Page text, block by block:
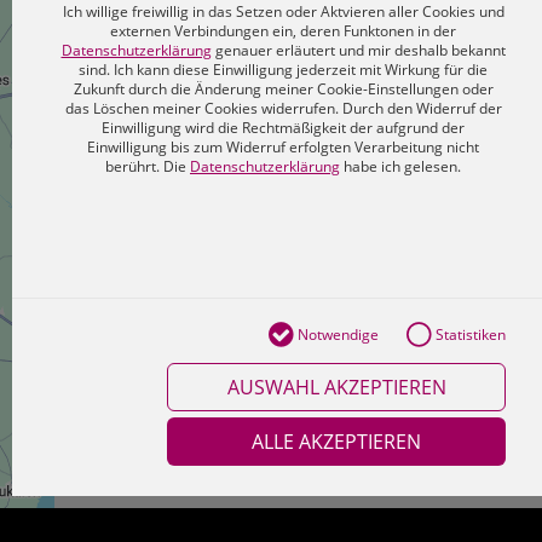
Ich willige freiwillig in das Setzen oder Aktvieren aller Cookies und
externen Verbindungen ein, deren Funktonen in der
Datenschutzerklärunggenauer erläutert und mir deshalb bekannt
sind. Ich kann diese Einwilligung jederzeit mit Wirkung für die
Zukunft durch die Änderung meiner Cookie-Einstellungen oder
das Löschen meiner Cookies widerrufen. Durch den Widerruf der
Einwilligung wird die Rechtmäßigkeit der aufgrund der
Einwilligung bis zum Widerruf erfolgten Verarbeitung nicht
berührt. Die Datenschutzerklärung habe ich gelesen.
Notwendige Statistiken
AUSWAHL AKZEPTIEREN
ALLE AKZEPTIEREN